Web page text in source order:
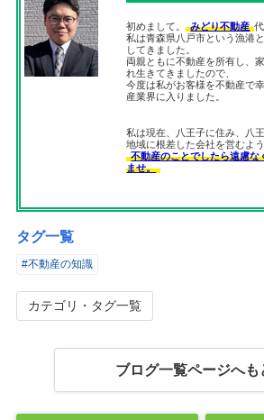
初めまして。 みどり不動産
私は青森県八戸市という漁港
してきました。
両親ともに不動産を所有し、
れ生きてきましたので、
今度は私がお客様を不動産で
産業界に入りました。
私は現在、八王子に住み、八
地域に根差した会社を営むよ
不動産のことでしたら遠慮な
ませ。
タグ一覧
#不動産の知識
カテゴリ・タグ一覧
ブログ一覧ページへも